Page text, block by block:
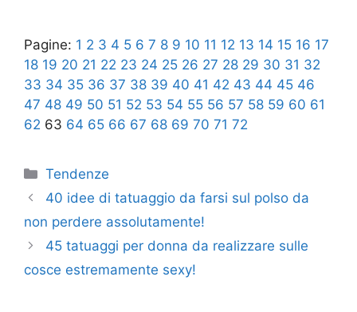
Pagine: 1 2 3 4 5 6 7 8 9 10 11 12 13 14 15 16 17
18 19 20 21 22 23 24 25 26 27 28 29 30 31 32
33 34 35 36 37 38 39 40 41 42 43 44 45 46
47 48 49 50 51 52 53 54 55 56 57 58 59 60 61
62 63 64 65 66 67 68 69 70 71 72
Categorie
Tendenze
40 idee di tatuaggio da farsi sul polso da
non perdere assolutamente!
45 tatuaggi per donna da realizzare sulle
cosce estremamente sexy!